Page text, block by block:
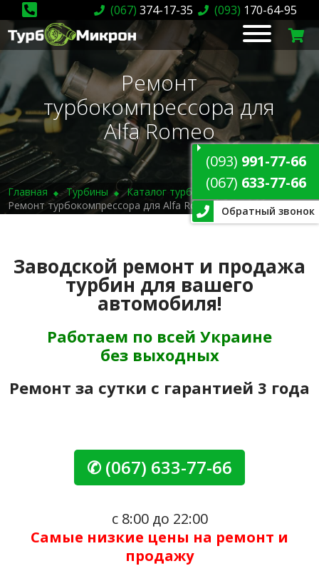
(067) 374-17-35 (093) 170-64-95
(093) 991-77-66
(067) 633-77-66
Обратный звонок
Ремонт
турбокомпрессора для
Alfa Romeo
Главная Турбины
Каталог турбин
Ремонт турбокомпрессора для Alfa Romeo
Заводской ремонт и продажа
турбин для вашего
автомобиля!
Работаем по всей Украине
без выходных
Ремонт за сутки с гарантией 3 года
✆ (067) 633-77-66
с 8:00 до 22:00
Самые низкие цены на ремонт и
продажу